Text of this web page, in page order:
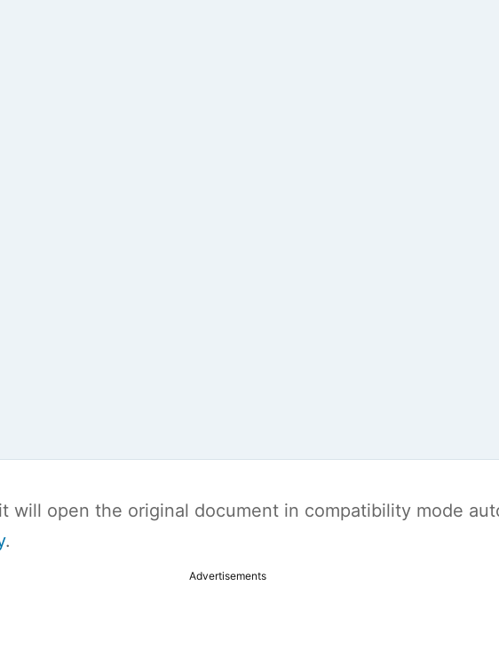
will open the original document in compatibility mode
.
Advertisements